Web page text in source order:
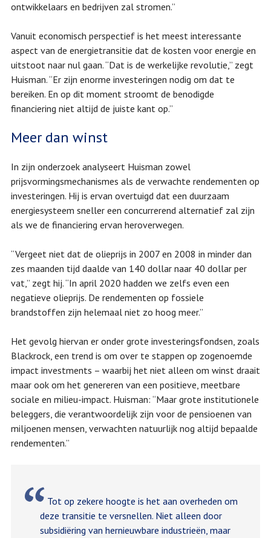
ontwikkelaars en bedrijven zal stromen.”
Vanuit economisch perspectief is het meest interessante
aspect van de energietransitie dat de kosten voor energie en
uitstoot naar nul gaan. “Dat is de werkelijke revolutie,” zegt
Huisman. “Er zijn enorme investeringen nodig om dat te
bereiken. En op dit moment stroomt de benodigde
financiering niet altijd de juiste kant op.”
Meer dan winst
In zijn onderzoek analyseert Huisman zowel
prijsvormingsmechanismes als de verwachte rendementen op
investeringen. Hij is ervan overtuigd dat een duurzaam
energiesysteem sneller een concurrerend alternatief zal zijn
als we de financiering ervan heroverwegen.
“Vergeet niet dat de olieprijs in 2007 en 2008 in minder dan
zes maanden tijd daalde van 140 dollar naar 40 dollar per
vat,” zegt hij. “In april 2020 hadden we zelfs even een
negatieve olieprijs. De rendementen op fossiele
brandstoffen zijn helemaal niet zo hoog meer.”
Het gevolg hiervan er onder grote investeringsfondsen, zoals
Blackrock, een trend is om over te stappen op zogenoemde
impact investments – waarbij het niet alleen om winst draait
maar ook om het genereren van een positieve, meetbare
sociale en milieu-impact. Huisman: “Maar grote institutionele
beleggers, die verantwoordelijk zijn voor de pensioenen van
miljoenen mensen, verwachten natuurlijk nog altijd bepaalde
rendementen.”
Tot op zekere hoogte is het aan overheden om
deze transitie te versnellen. Niet alleen door
subsidiëring van hernieuwbare industrieën, maar